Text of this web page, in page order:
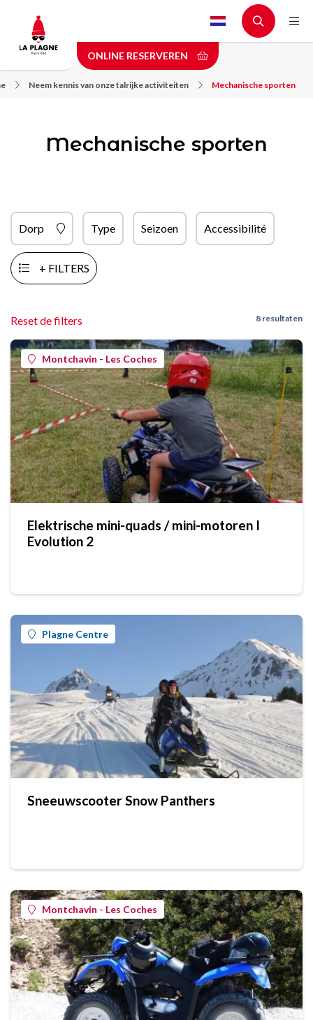
main
content
ONLINE RESERVEREN
Neem kennis van onze talrijke activiteiten Mechanische sporten
Mechanische sporten
Dorp Type Seizoen Accessibilité
+ FILTERS
Reset de filters 8 resultaten
Montchavin - Les Coches
Elektrische mini-quads / mini-motoren I
Evolution 2
Plagne Centre
Sneeuwscooter Snow Panthers
Montchavin - Les Coches